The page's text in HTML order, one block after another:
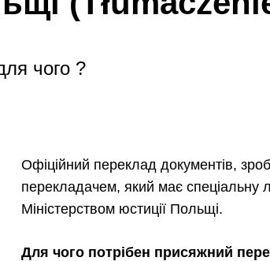
чого ?
Офіційний переклад документів,
перекладачем, який має спеціальну
Міністерством юстиції Польщі.
Для чого потрібен присяжний